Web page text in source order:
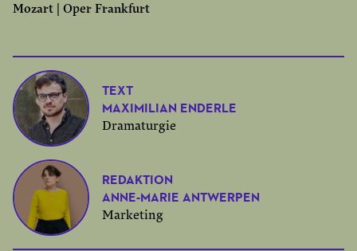
YOUTUBE IMMER AKTIVIEREN
Mozart | Oper Frankfurt
TEXT
MAXIMILIAN ENDERLE
Dramaturgie
REDAKTION
ANNE-MARIE ANTWERPEN
Marketing